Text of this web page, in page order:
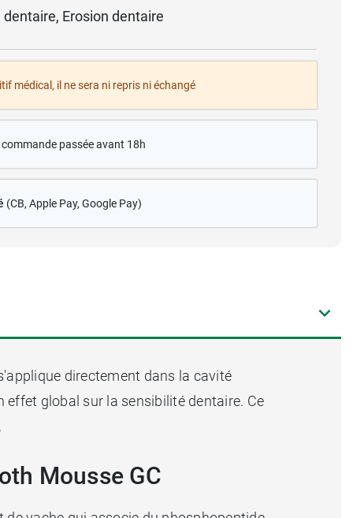
Erosion dentaire
médical, il ne sera ni repris ni échangé
passée avant 18h
(CB, Apple Pay, Google Pay)
directement dans la cavité
global sur la sensibilité dentaire. Ce
Mousse GC